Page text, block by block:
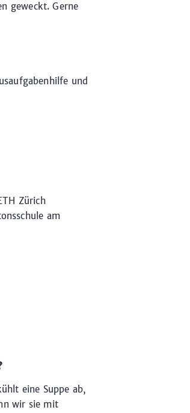
geweckt. Gerne
und
Zürich
am
eine Suppe ab,
wir sie mit